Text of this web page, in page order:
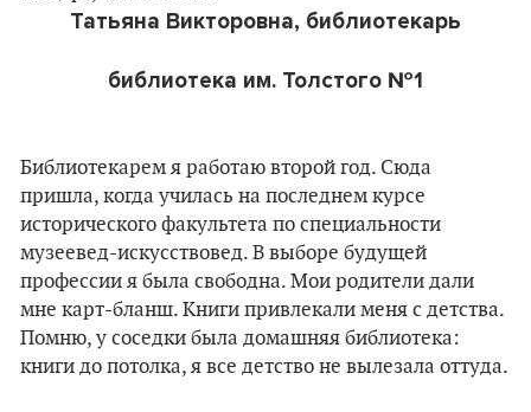
Татьяна Викторовна, библиотекарь
библиотека им. Толстого №1
Библиотекарем я работаю второй год. Сюда
пришла, когда училась на последнем курсе
исторического факультета по специальности
музеевед-искусствовед. В выборе будущей
профессии я была свободна. Мои родители дали
мне карт-бланш. Книги привлекали меня с детства.
Помню, у соседки была домашняя библиотека:
книги до потолка, я все детство не вылезала оттуда.